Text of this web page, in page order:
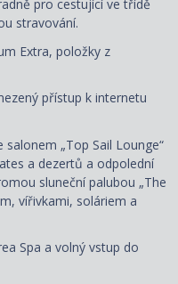
pro cestující ve třídě
stravování.
Extra, položky z
přístup k internetu
„Top Sail Lounge“
a dezertů a odpolední
sluneční palubou „The
vířivkami, soláriem a
Spa a volný vstup do